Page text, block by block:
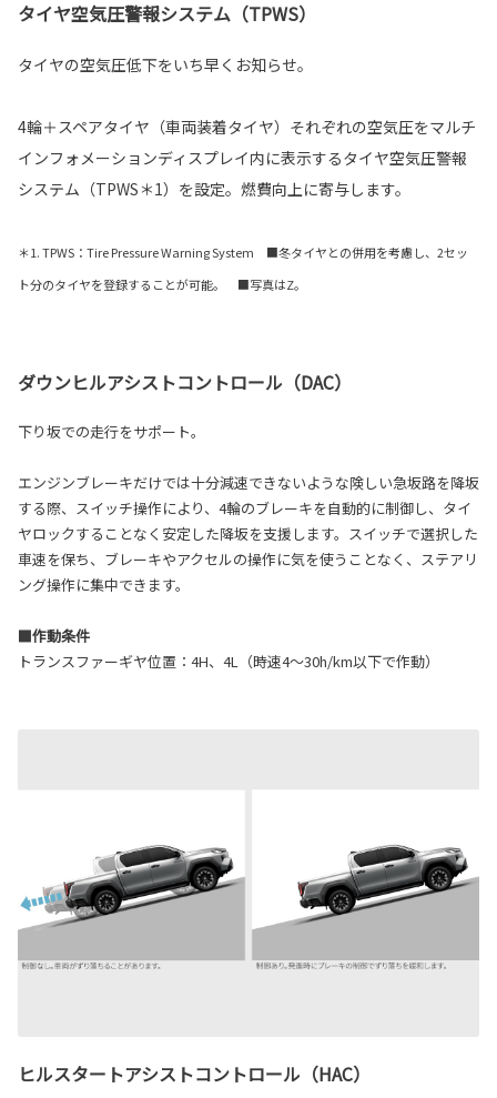
タイヤ空気圧警報システム（TPWS）
タイヤの空気圧低下をいち早くお知らせ。
4輪＋スペアタイヤ（車両装着タイヤ）それぞれの空気圧をマルチ
インフォメーションディスプレイ内に表示するタイヤ空気圧警報
システム（TPWS＊1）を設定。燃費向上に寄与します。
＊1. TPWS：Tire Pressure Warning System ■冬タイヤとの併用を考慮し、2セッ
ト分のタイヤを登録することが可能。 ■写真はZ。
ダウンヒルアシストコントロール（DAC）
下り坂での走行をサポート。
エンジンブレーキだけでは十分減速できないような険しい急坂路を降坂
する際、スイッチ操作により、4輪のブレーキを自動的に制御し、タイ
ヤロックすることなく安定した降坂を支援します。スイッチで選択した
車速を保ち、ブレーキやアクセルの操作に気を使うことなく、ステアリ
ング操作に集中できます。
■作動条件
トランスファーギヤ位置：4H、4L（時速4～30h/km以下で作動）
ヒルスタートアシストコントロール（HAC）